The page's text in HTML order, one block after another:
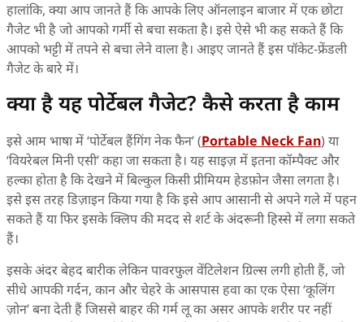
हालांकि, क्या आप जानते हैं कि आपके लिए ऑनलाइन बाजार में एक छोटा
गैजेट भी है जो आपको गर्मी से बचा सकता है। इसे ऐसे भी कह सकते हैं कि
आपको भट्टी में तपने से बचा लेने वाला है। आइए जानते हैं इस पॉकेट-फ्रेंडली
गैजेट के बारे में।
क्या है यह पोर्टेबल गैजेट? कैसे करता है काम
इसे आम भाषा में ‘पोर्टेबल हैंगिंग नेक फैन’ (Portable Neck Fan) या
‘वियरेबल मिनी एसी’ कहा जा सकता है। यह साइज़ में इतना कॉम्पैक्ट और
हल्का होता है कि देखने में बिल्कुल किसी प्रीमियम हेडफ़ोन जैसा लगता है।
इसे इस तरह डिज़ाइन किया गया है कि इसे आप आसानी से अपने गले में पहन
सकते हैं या फिर इसके क्लिप की मदद से शर्ट के अंदरूनी हिस्से में लगा सकते
हैं।
इसके अंदर बेहद बारीक लेकिन पावरफुल वेंटिलेशन ग्रिल्स लगी होती हैं, जो
सीधे आपकी गर्दन, कान और चेहरे के आसपास हवा का एक ऐसा ‘कूलिंग
ज़ोन’ बना देती हैं जिससे बाहर की गर्म लू का असर आपके शरीर पर नहीं